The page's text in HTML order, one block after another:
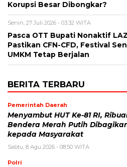
Korupsi Besar Dibongkar?
Senin, 27 Juli 2026 - 03:32 WITA
Pasca OTT Bupati Nonaktif
Pastikan CFN-CFD, Festival
UMKM Tetap Berjalan
BERITA TERBARU
Pemerintah Daerah
Menyambut HUT Ke-81 RI,
Bendera Merah Putih
kepada Masyarakat
Sabtu, 8 Agu 2026 - 08:50 WITA
Polri